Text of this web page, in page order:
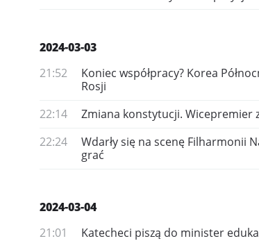
2024-03-03
21:52
Koniec współpracy? Korea
Rosji
22:14
Zmiana konstytucji. Wicepremier
22:24
Wdarły się na scenę Filharmonii
grać
2024-03-04
21:01
Katecheci piszą do minister